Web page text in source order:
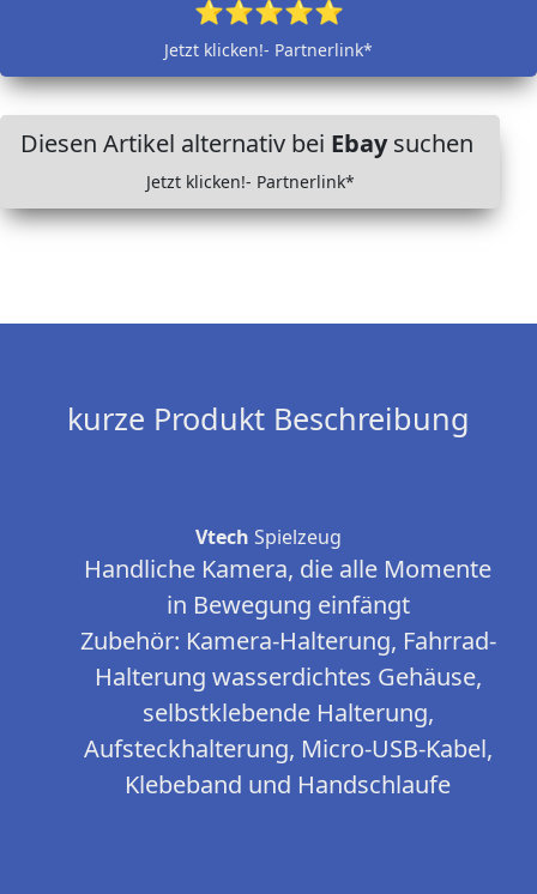
⭐⭐⭐⭐⭐
Jetzt klicken!- Partnerlink*
Diesen Artikel alternativ bei Ebaysuchen
Jetzt klicken!- Partnerlink*
kurze Produkt Beschreibung
Vtech Spielzeug
Handliche Kamera, die alle Momente
in Bewegung einfängt
Zubehör: Kamera-Halterung, Fahrrad-
Halterung wasserdichtes Gehäuse,
selbstklebende Halterung,
Aufsteckhalterung, Micro-USB-Kabel,
Klebeband und Handschlaufe